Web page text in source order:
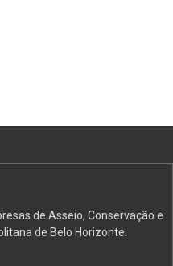
de Asseio, Conservação e
de Belo Horizonte.